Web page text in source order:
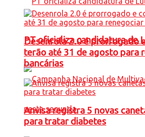
PT oficializa candidatura de
Desenrola 2.0 é prorrogado
terão até 31 de agosto para
bancárias
Anvisa registra 5 novas
para tratar diabetes